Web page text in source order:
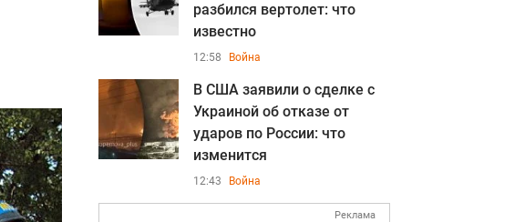
разбился вертолет: что
известно
12:58 Война
В США заявили о сделке с
Украиной об отказе от
ударов по России: что
изменится
12:43 Война
Реклама